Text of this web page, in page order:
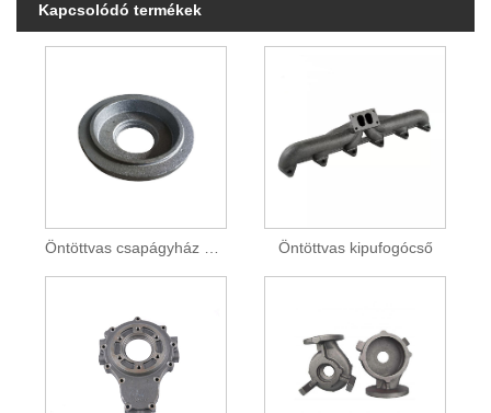
Kapcsolódó termékek
Öntöttvas kipufogócső